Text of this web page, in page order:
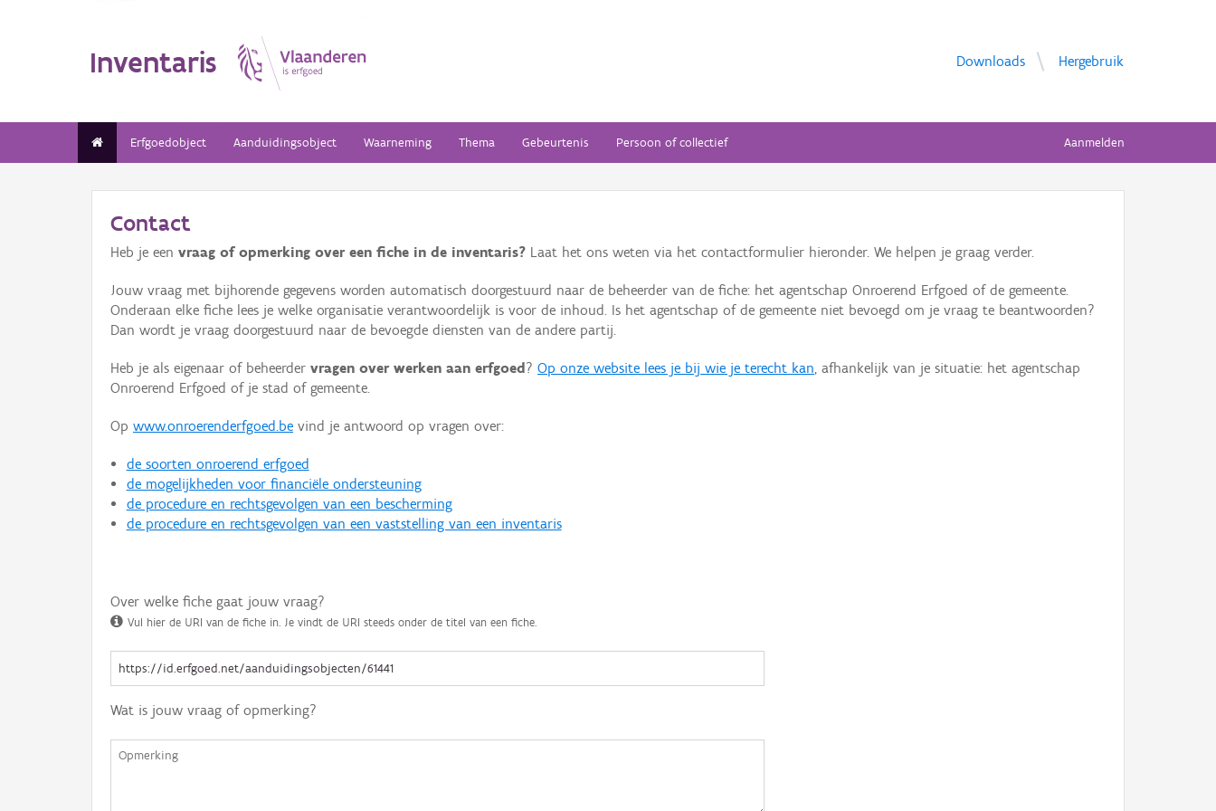
Inventaris Downloads Hergebruik
Erfgoedobject Aanduidingsobject Waarneming Thema Gebeurtenis Persoon of collectief Aanmelden
Contact
Heb je een vraag of opmerking over een fiche in de inventaris? Laat het ons weten via het contactformulier hieronder. We helpen je graag verder.
Jouw vraag met bijhorende gegevens worden automatisch doorgestuurd naar de beheerder van de fiche: het agentschap Onroerend Erfgoed of de gemeente.
Onderaan elke fiche lees je welke organisatie verantwoordelijk is voor de inhoud. Is het agentschap of de gemeente niet bevoegd om je vraag te beantwoorden?
Dan wordt je vraag doorgestuurd naar de bevoegde diensten van de andere partij.
Heb je als eigenaar of beheerder vragen over werken aan erfgoed ? Op onze website lees je bij wie je terecht kan, afhankelijk van je situatie: het agentschap
Onroerend Erfgoed of je stad of gemeente.
Op www.onroerenderfgoed.be vind je antwoord op vragen over:
de soorten onroerend erfgoed
de mogelijkheden voor financiële ondersteuning
de procedure en rechtsgevolgen van een bescherming
de procedure en rechtsgevolgen van een vaststelling van een inventaris
Over welke fiche gaat jouw vraag?
Vul hier de URI van de fiche in. Je vindt de URI steeds onder de titel van een fiche.
Wat is jouw vraag of opmerking?